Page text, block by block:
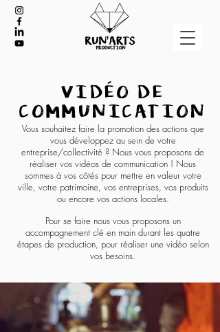
VIDÉO DE
COMMUNICATION
Vous souhaitez faire la promotion des actions que
vous développez au sein de votre
entreprise/collectivité ? Nous vous proposons de
réaliser vos vidéos de communication ! Nous
sommes à vos côtés pour mettre en valeur votre
ville, votre patrimoine, vos entreprises, vos produits
ou encore vos actions locales.
Pour se faire nous vous proposons un
accompagnement clé en main durant les quatre
étapes de production, pour réaliser une vidéo selon
vos besoins.